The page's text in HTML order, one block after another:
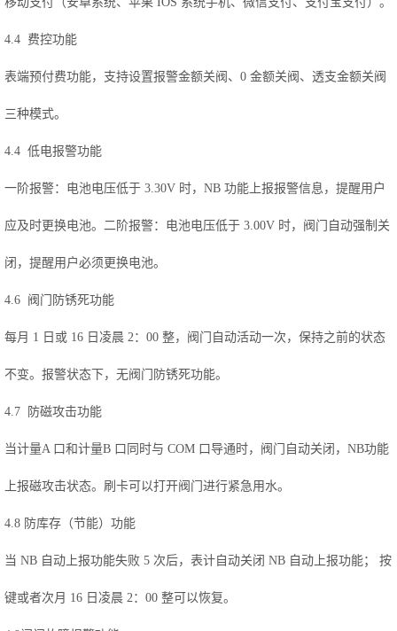
4.4 费控功能
表端预付费功能，支持设置报警金额关阀、0 金额关阀、透支金额关阀
三种模式。
4.4 低电报警功能
一阶报警：电池电压低于 3.30V 时，NB 功能上报报警信息，提醒用户
应及时更换电池。二阶报警：电池电压低于 3.00V 时，阀门自动强制关
闭，提醒用户必须更换电池。
4.6 阀门防锈死功能
每月 1 日或 16 日凌晨 2：00 整，阀门自动活动一次，保持之前的状态
不变。报警状态下，无阀门防锈死功能。
4.7 防磁攻击功能
当计量A 口和计量B 口同时与 COM 口导通时，阀门自动关闭，NB功能
上报磁攻击状态。刷卡可以打开阀门进行紧急用水。
4.8 防库存（节能）功能
当 NB 自动上报功能失败 5 次后，表计自动关闭 NB 自动上报功能； 按
键或者次月 16 日凌晨 2：00 整可以恢复。